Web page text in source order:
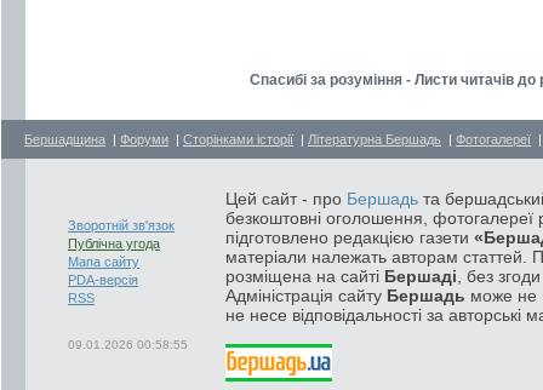
Спасибі за розуміння - Листи читачів
Бершадщина | Форуми | Сторінками історії | Літературна Бершадь | Фотогалереї
Зворотній зв'язок
Публічна угода
Мапа сайту
PDA-версія
RSS
09.01.2026 00:58:55
Цей сайт - про Бершадь та
безкоштовні оголошення, фотогалереї
підготовлено редакцією газети
матеріали належать авторам статтей.
розміщена на сайті Бершаді , без
Адміністрація сайту Бершадь може не
не несе відповідальності за авторські